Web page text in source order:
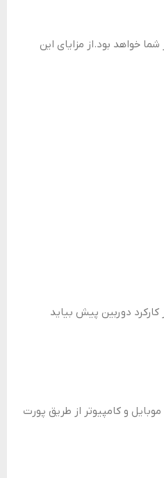
خواهد بود.از مزایای این
و بدون اینکه مشکلی در کارکرد دوربین پیش بیاید
و کامپیوتر از طریق پورت